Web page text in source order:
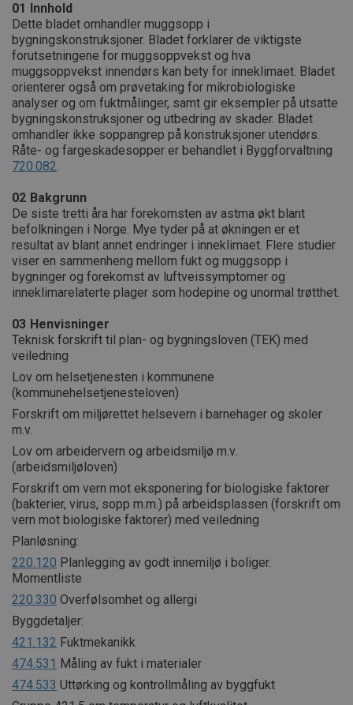
01 Innhold
Dette bladet omhandler muggsopp i
bygningskonstruksjoner. Bladet forklarer de viktigste
forutsetningene for muggsoppvekst og hva
muggsoppvekst innendørs kan bety for inneklimaet. Bladet
orienterer også om prøvetaking for mikrobiologiske
analyser og om fuktmålinger, samt gir eksempler på utsatte
bygningskonstruksjoner og utbedring av skader. Bladet
omhandler ikke soppangrep på konstruksjoner utendørs.
Råte- og fargeskadesopper er behandlet i Byggforvaltning
720.082.
02 Bakgrunn
De siste tretti åra har forekomsten av astma økt blant
befolkningen i Norge. Mye tyder på at økningen er et
resultat av blant annet endringer i inneklimaet. Flere studier
viser en sammenheng mellom fukt og muggsopp i
bygninger og forekomst av luftveissymptomer og
inneklimarelaterte plager som hodepine og unormal trøtthet.
03 Henvisninger
Teknisk forskrift til plan- og bygningsloven (TEK) med
veiledning
Lov om helsetjenesten i kommunene
(kommunehelsetjenesteloven)
Forskrift om miljørettet helsevern i barnehager og skoler
m.v.
Lov om arbeidervern og arbeidsmiljø m.v.
(arbeidsmiljøloven)
Forskrift om vern mot eksponering for biologiske faktorer
(bakterier, virus, sopp m.m.) på arbeidsplassen (forskrift om
vern mot biologiske faktorer) med veiledning
Planløsning:
220.120 Planlegging av godt innemiljø i boliger.
Momentliste
220.330 Overfølsomhet og allergi
Byggdetaljer:
421.132 Fuktmekanikk
474.531 Måling av fukt i materialer
474.533 Uttørking og kontrollmåling av byggfukt